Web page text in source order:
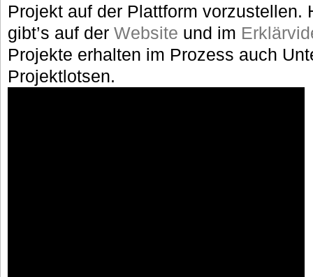
Projekt auf der Plattform vorzustellen.
gibt’s auf der Website und im
Projekte erhalten im Prozess auch
Projektlotsen.